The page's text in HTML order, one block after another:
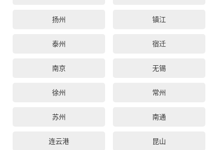
扬州 镇江
泰州 宿迁
南京 无锡
徐州 常州
苏州 南通
连云港 昆山